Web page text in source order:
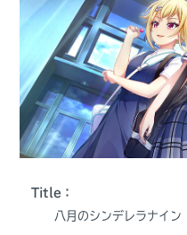
Title：
八月のシンデレラナイン